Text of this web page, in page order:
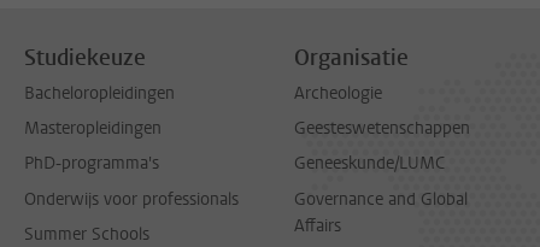
Studiekeuze
Bacheloropleidingen
Masteropleidingen
PhD-programma's
Onderwijs voor professionals
Summer Schools
Organisatie
Archeologie
Geesteswetenschappen
Geneeskunde/LUMC
Governance and Global
Affairs